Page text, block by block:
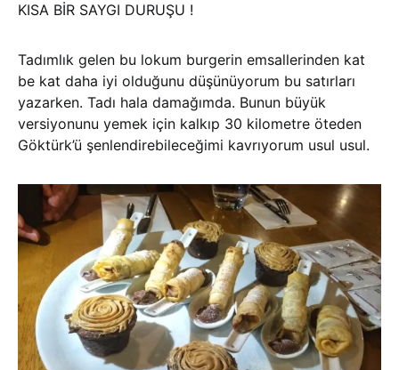
KISA BİR SAYGI DURUŞU !
Tadımlık gelen bu lokum burgerin emsallerinden kat
be kat daha iyi olduğunu düşünüyorum bu satırları
yazarken. Tadı hala damağımda. Bunun büyük
versiyonunu yemek için kalkıp 30 kilometre öteden
Göktürk’ü şenlendirebileceğimi kavrıyorum usul usul.